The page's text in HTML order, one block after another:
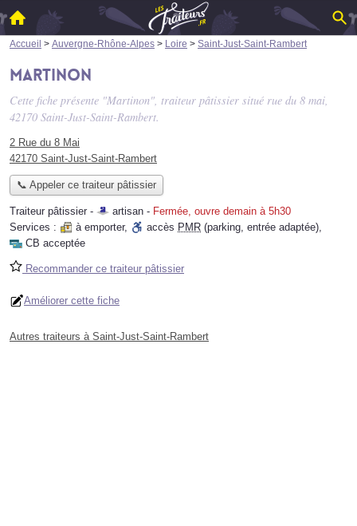
Accueil > Auvergne-Rhône-Alpes > Loire > Saint-Just-Saint-Rambert
Martinon
Cette fiche présente "Martinon", traiteur pâtissier situé rue du 8 mai,
42170 Saint-Just-Saint-Rambert.
2 Rue du 8 Mai
42170 Saint-Just-Saint-Rambert
📞 Appeler ce traiteur pâtissier
Traiteur pâtissier - artisan - Fermée, ouvre demain à 5h30
Services :
à emporter, accès PMR (parking, entrée adaptée),
CB acceptée
Recommander ce traiteur pâtissier
Améliorer cette fiche
Autres traiteurs à Saint-Just-Saint-Rambert